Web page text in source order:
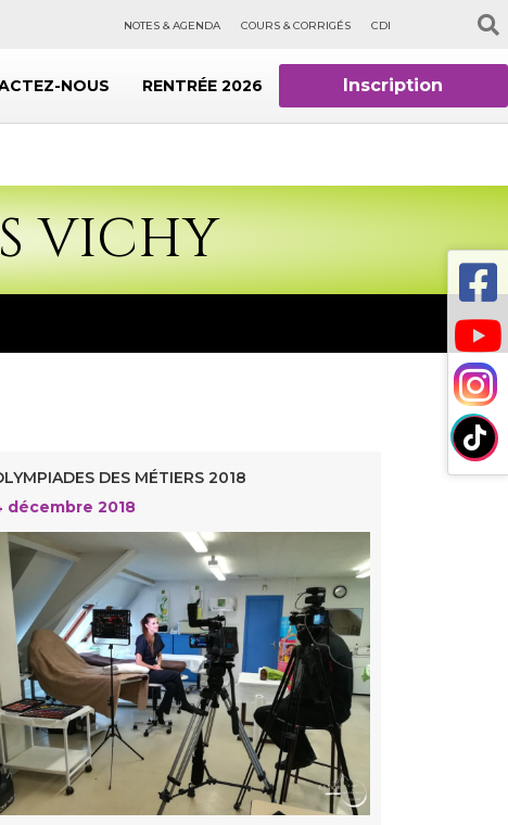
NOTES & AGENDA COURS & CORRIGÉS CDI
NOUS RENTRÉE 2026 Inscription
VICHY
DES MÉTIERS 2018
décembre 2018